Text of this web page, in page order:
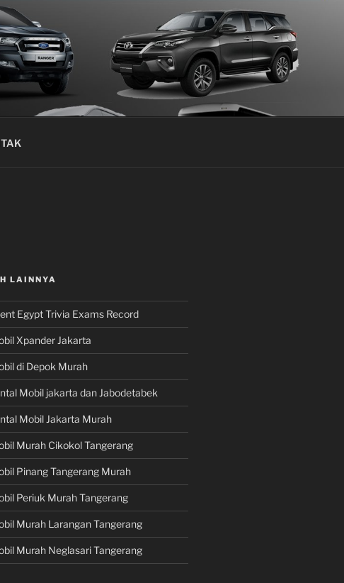
LAINNYA
Egypt Trivia Exams Record
Xpander Jakarta
di Depok Murah
Mobil jakarta dan Jabodetabek
Mobil Jakarta Murah
Murah Cikokol Tangerang
Pinang Tangerang Murah
Periuk Murah Tangerang
Murah Larangan Tangerang
Murah Neglasari Tangerang